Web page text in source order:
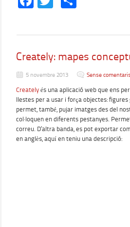
Creately: mapes
5 novembre 2013 Sense
Creately és una aplicació web que ens
llestes per a usar i força objectes:
permet, també, pujar imatges des del
col·loquen en diferents pestanyes.
correu. D’altra banda, es pot exportar
en anglès, aquí en teniu una descripció: